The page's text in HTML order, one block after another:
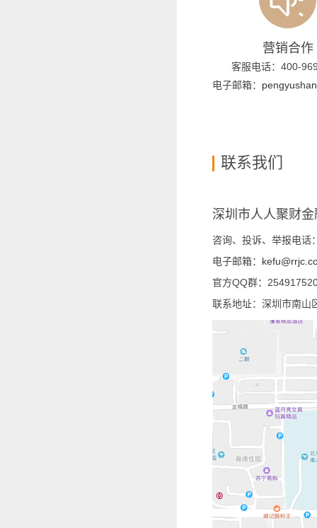
营销合作
客服电话：400-
电子邮箱：
联系我们
深圳市人人聚财
咨询、投诉、举报电话
电子邮箱：
官方QQ群：
联系地址：深圳市南山